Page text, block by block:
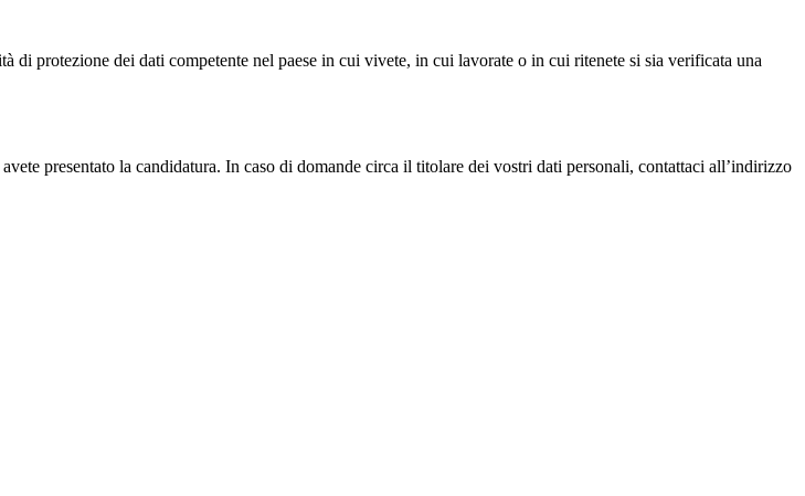
protezione dei dati competente nel paese in cui vivete, in cui lavorate o in cui ritenete si sia verificata una
presentato la candidatura. In caso di domande circa il titolare dei vostri dati personali, contattaci all’indirizzo